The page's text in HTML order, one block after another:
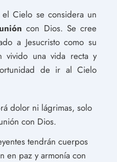
Cielo se considera un
unión con Dios. Se cree
a Jesucristo como su
vivido una vida recta y
de ir al Cielo
dolor ni lágrimas, solo
con Dios.
tendrán cuerpos
en paz y armonía con